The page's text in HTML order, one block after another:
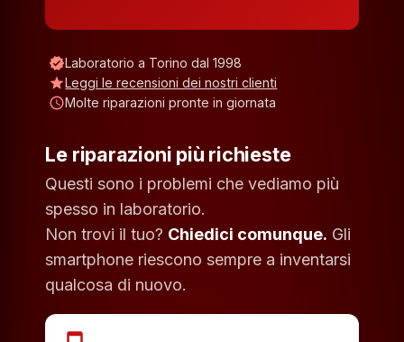
verifiedLaboratorio a Torino dal 1998
starLeggi le recensioni dei nostri clienti
scheduleMolte riparazioni pronte in giornata
Le riparazioni più richieste
Questi sono i problemi che vediamo più
spesso in laboratorio.
Non trovi il tuo? Chiedici comunque. Gli
smartphone riescono sempre a inventarsi
qualcosa di nuovo.